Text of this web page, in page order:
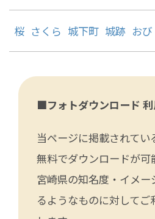
桜 さくら 城下町 城跡 おび
■フォトダウンロード
当ページに掲載されてい
無料でダウンロードが可
宮崎県の知名度・イメ
るようなものに対して